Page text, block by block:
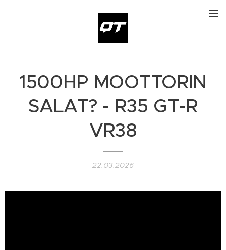
1500HP MOOTTORIN
SALAT? - R35 GT-R
VR38
22.03.2026